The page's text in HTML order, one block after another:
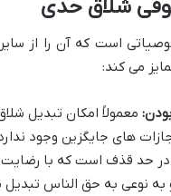
شلاق حدی
است که آن را از
می کند:
معمولاً امکان تبدیل
های جایگزین وجود
در حد قذف است که با
نوعی به حق الناس تبدیل